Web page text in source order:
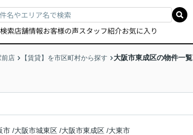
索店舗情報お客様の声スタッフ紹介お気に入り
前店 【賃貸】を市区町村から探す 大阪市東成区の物件一覧
市 /大阪市城東区 /大阪市東成区 /大東市